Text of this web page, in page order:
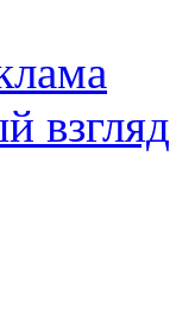
взгляд